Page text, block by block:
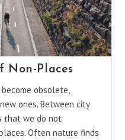
Non-Places
obsolete,
ones. Between city
that we do not
Often nature finds